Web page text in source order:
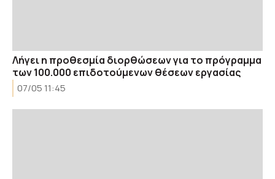
Λήγει η προθεσμία διορθώσεων για το πρόγραμμα
των 100.000 επιδοτούμενων θέσεων εργασίας
07/05 11:45